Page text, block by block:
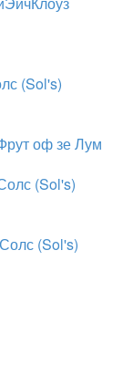
(Sol's)
оф зе Лум
(Sol's)
(Sol's)